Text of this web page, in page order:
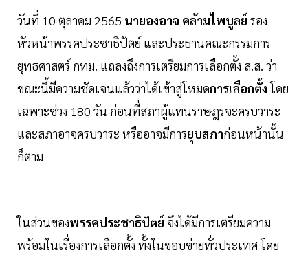
วันที่ 10 ตุลาคม 2565 นายองอาจ คล้ามไพบูลย์ รอง
หัวหน้าพรรคประชาธิปัตย์ และประธานคณะกรรมการ
ยุทธศาสตร์ กทม. แถลงถึงการเตรียมการเลือกตั้ง ส.ส. ว่า
ขณะนี้มีความชัดเจนแล้วว่าได้เข้าสู่โหมดการเลือกตั้งโดย
เฉพาะช่วง 180 วัน ก่อนที่สภาผู้แทนราษฎรจะครบวาระ
และสภาอาจครบวาระ หรืออาจมีการยุบสภาก่อนหน้านั้น
ก็ตาม
ในส่วนของพรรคประชาธิปัตย์ จึงได้มีการเตรียมความ
พร้อมในเรื่องการเลือกตั้ง ทั้งในขอบข่ายทั่วประเทศ โดย